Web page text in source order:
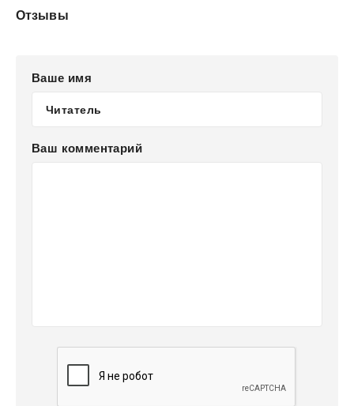
Отзывы
Ваше имя
Ваш комментарий